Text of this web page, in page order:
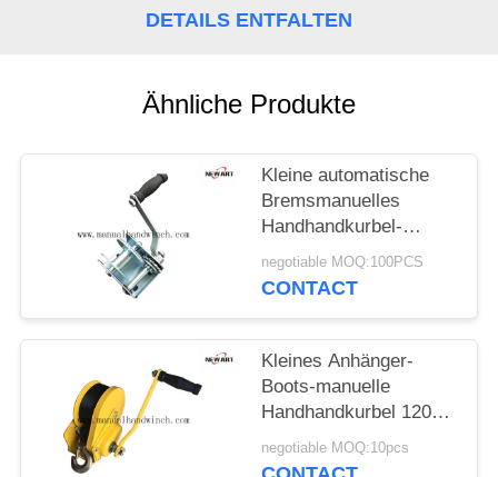
DETAILS ENTFALTEN
Ähnliche Produkte
Kleine automatische
Bremsmanuelles
Handhandkurbel-
Handboots-Anhänger-
Schlauchboot 600lbs
negotiable MOQ:100PCS
CONTACT
Kleines Anhänger-
Boots-manuelle
Handhandkurbel 1200
lbs automatisches
Bremsgelb überzogene
negotiable MOQ:10pcs